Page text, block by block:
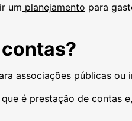
um planejamento para
associações públicas ou
é prestação de contas e,